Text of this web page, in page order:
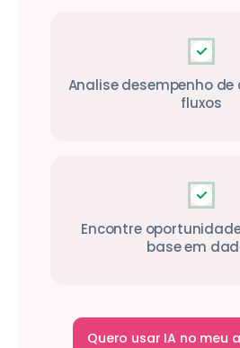
Analise desempenho
fluxos
Encontre
base em
Quero usar IA no meu